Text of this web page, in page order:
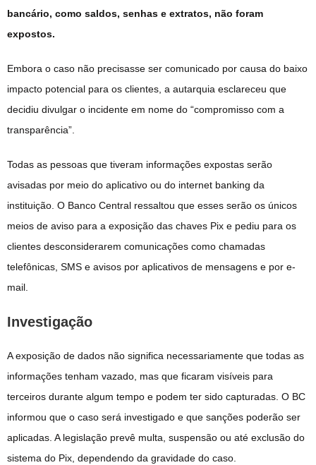
bancário, como saldos, senhas e extratos, não foram
expostos.
Embora o caso não precisasse ser comunicado por causa do baixo
impacto potencial para os clientes, a autarquia esclareceu que
decidiu divulgar o incidente em nome do “compromisso com a
transparência”.
Todas as pessoas que tiveram informações expostas serão
avisadas por meio do aplicativo ou do internet banking da
instituição. O Banco Central ressaltou que esses serão os únicos
meios de aviso para a exposição das chaves Pix e pediu para os
clientes desconsiderarem comunicações como chamadas
telefônicas, SMS e avisos por aplicativos de mensagens e por e-
mail.
Investigação
A exposição de dados não significa necessariamente que todas as
informações tenham vazado, mas que ficaram visíveis para
terceiros durante algum tempo e podem ter sido capturadas. O BC
informou que o caso será investigado e que sanções poderão ser
aplicadas. A legislação prevê multa, suspensão ou até exclusão do
sistema do Pix, dependendo da gravidade do caso.